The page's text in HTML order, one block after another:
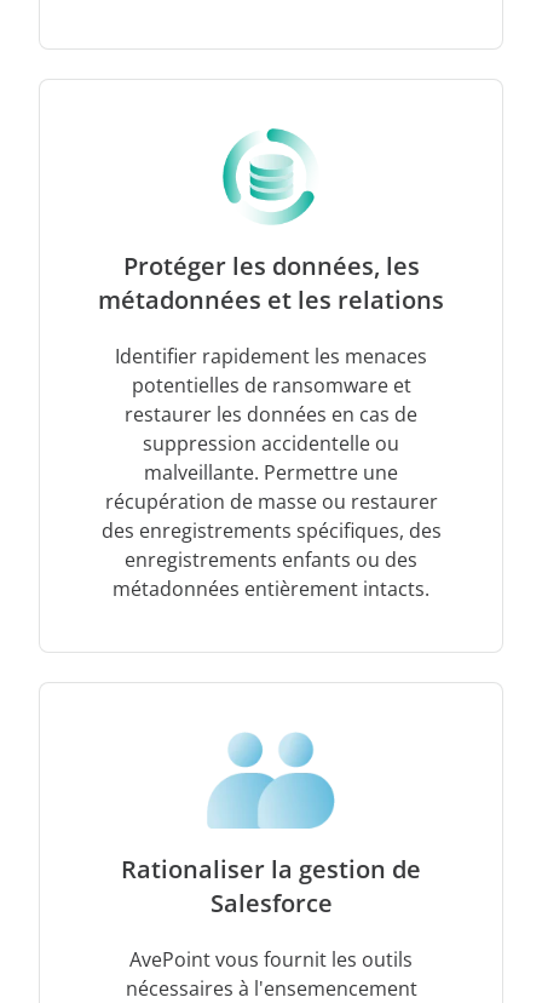
Protéger les données, les
métadonnées et les relations
Identifier rapidement les menaces
potentielles de ransomware et
restaurer les données en cas de
suppression accidentelle ou
malveillante. Permettre une
récupération de masse ou restaurer
des enregistrements spécifiques, des
enregistrements enfants ou des
métadonnées entièrement intacts.
Rationaliser la gestion de
Salesforce
AvePoint vous fournit les outils
nécessaires à l'ensemencement